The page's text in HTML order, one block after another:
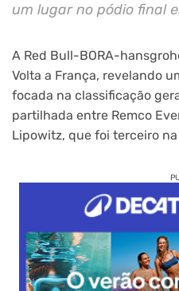
um lugar no pódio final
A Red Bull-BORA-
Volta a França, revelando
focada na classificação
partilhada entre Remco
Lipowitz, que foi terceiro